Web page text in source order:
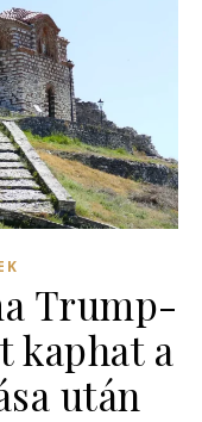
Trump-
kaphat a
után